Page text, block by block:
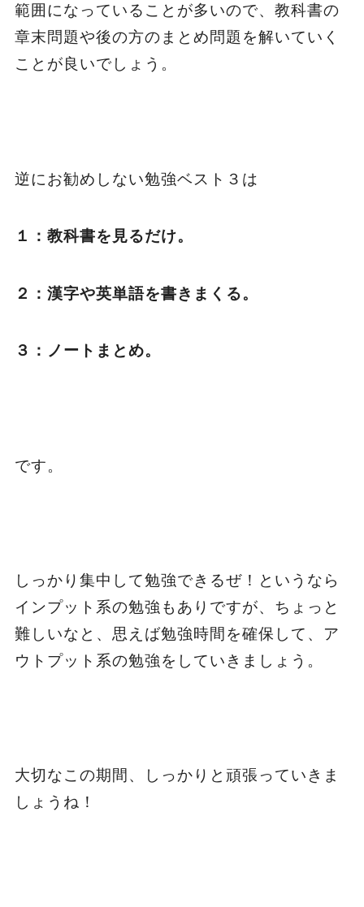
範囲になっていることが多いので、教科書の
章末問題や後の方のまとめ問題を解いていく
ことが良いでしょう。
逆にお勧めしない勉強ベスト３は
１：教科書を見るだけ。
２：漢字や英単語を書きまくる。
３：ノートまとめ。
です。
しっかり集中して勉強できるぜ！というなら
インプット系の勉強もありですが、ちょっと
難しいなと、思えば勉強時間を確保して、ア
ウトプット系の勉強をしていきましょう。
大切なこの期間、しっかりと頑張っていきま
しょうね！